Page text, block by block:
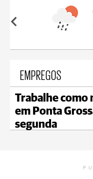
18°C
EMPREGOS
Trabalhe como
em Ponta
segunda